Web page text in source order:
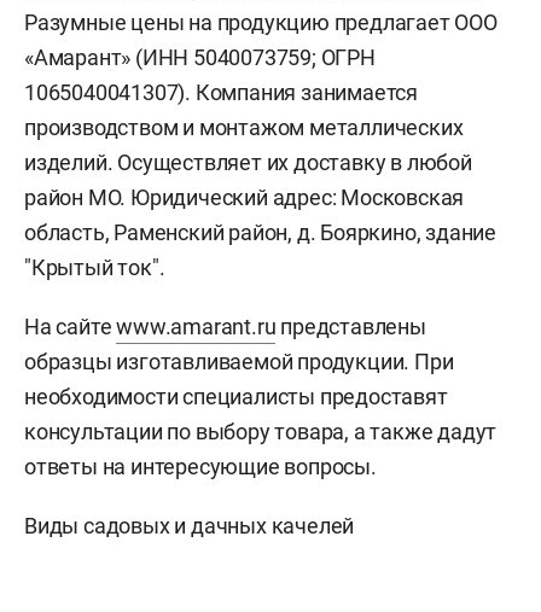
Разумные цены на продукцию предлагает ООО
«Амарант» (ИНН 5040073759; ОГРН
1065040041307). Компания занимается
производством и монтажом металлических
изделий. Осуществляет их доставку в любой
район МО. Юридический адрес: Московская
область, Раменский район, д. Бояркино, здание
"Крытый ток".
На сайтеwww.amarant.ru представлены
образцы изготавливаемой продукции. При
необходимости специалисты предоставят
консультации по выбору товара, а также дадут
ответы на интересующие вопросы.
Виды садовых и дачных качелей